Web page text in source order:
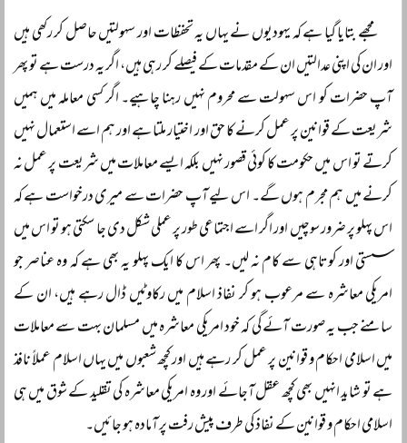
مجھے بتایا گیا ہے کہ یہودیوں نے یہاں یہ تحفظات اور سہولتیں حاصل کر رکھی ہیں
اور ان کی اپنی عدالتیں ان کے مقدمات کے فیصلے کر رہی ہیں، اگر یہ درست ہے تو پھر
آپ حضرات کو اس سہولت سے محروم نہیں رہنا چاہیے۔ اگر کسی معاملہ میں ہمیں
شریعت کے قوانین پر عمل کرنے کا حق اور اختیار ملتا ہے اور ہم اسے استعمال نہیں
کرتے تو اس میں حکومت کا کوئی قصور نہیں بلکہ ایسے معاملات میں شریعت پر عمل نہ
کرنے میں ہم مجرم ہوں گے۔ اس لیے آپ حضرات سے میری درخواست ہے کہ
اس پہلو پر ضرور سوچیں اور اگر اسے اجتماعی طور پر عملی شکل دی جا سکتی ہو تو اس میں
سستی اور کوتاہی سے کام نہ لیں۔ پھر اس کا ایک پہلو یہ بھی ہے کہ وہ عناصر جو
امریکی معاشرہ سے مرعوب ہو کر نفاذ اسلام میں رکاوٹیں ڈال رہے ہیں، ان کے
سامنے جب یہ صورت آئے گی کہ خود امریکی معاشرہ میں مسلمان بہت سے معاملات
میں اسلامی احکام و قوانین پر عمل کر رہے ہیں اور کچھ شعبوں میں یہاں اسلام عملاً نافذ
ہے تو شاید انہیں بھی کچھ عقل آجائے اور وہ امریکی معاشرہ کی تقلید کے شوق میں ہی
اسلامی احکام و قوانین کے نفاذ کی طرف پیش رفت پر آمادہ ہو جائیں۔